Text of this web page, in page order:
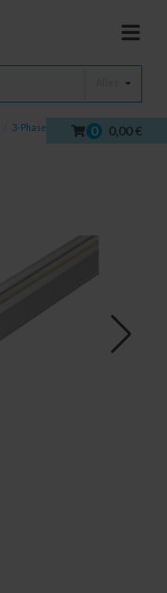
0 0,00 €
3-Phasen-Schiene /